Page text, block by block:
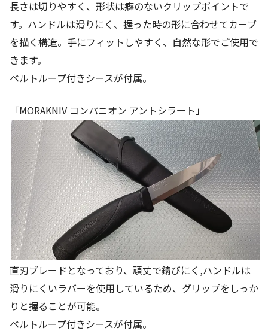
長さは切りやすく、形状は癖のないクリップポイントで
す。ハンドルは滑りにく、握った時の形に合わせてカーブ
を描く構造。手にフィットしやすく、自然な形でご使用で
きます。
ベルトループ付きシースが付属。
「MORAKNIV コンパニオン アントシラート」
直刃ブレードとなっており、頑丈で錆びにく,ハンドルは
滑りにくいラバーを使用しているため、グリップをしっか
りと握ることが可能。
ベルトループ付きシースが付属。